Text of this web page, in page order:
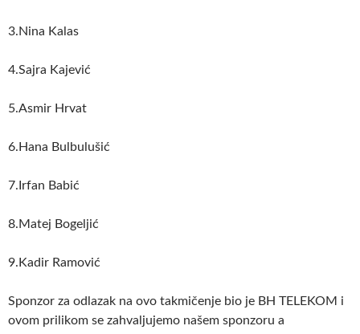
3.Nina Kalas
4.Sajra Kajević
5.Asmir Hrvat
6.Hana Bulbulušić
7.Irfan Babić
8.Matej Bogeljić
9.Kadir Ramović
Sponzor za odlazak na ovo takmičenje bio je BH TELEKOM i
ovom prilikom se zahvaljujemo našem sponzoru a